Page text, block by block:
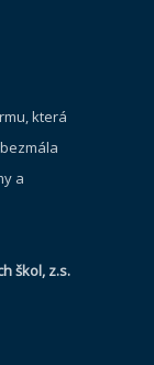
která
a
škol, z.s.